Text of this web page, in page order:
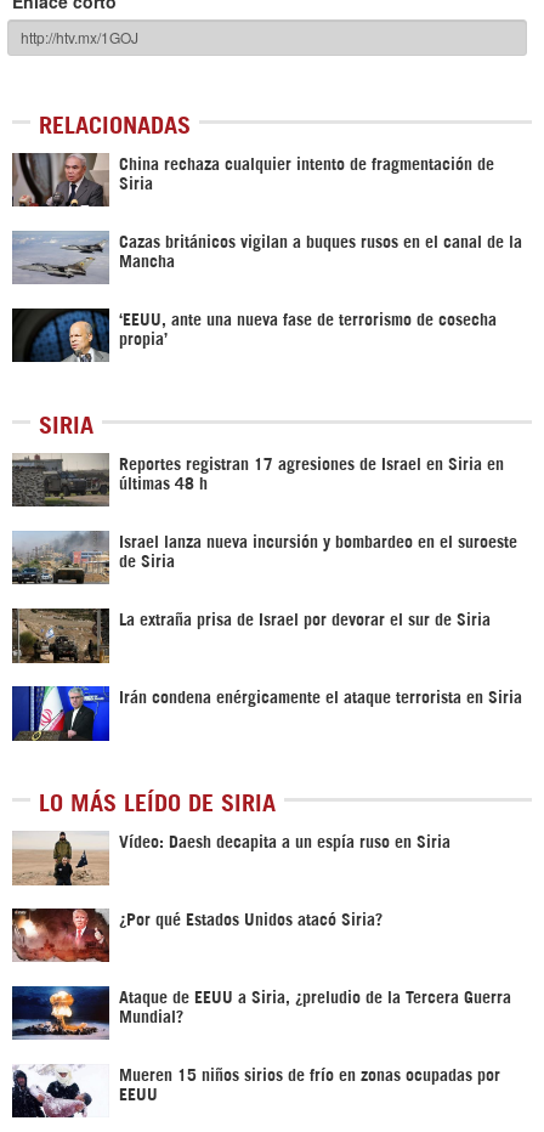
RELACIONADAS
China rechaza cualquier intento de fragmentación de
Siria
Cazas británicos vigilan a buques rusos en el canal de la
Mancha
‘EEUU, ante una nueva fase de terrorismo de cosecha
propia’
SIRIA
Reportes registran 17 agresiones de Israel en Siria en
últimas 48 h
Israel lanza nueva incursión y bombardeo en el suroeste
de Siria
La extraña prisa de Israel por devorar el sur de Siria
Irán condena enérgicamente el ataque terrorista en Siria
LO MÁS LEÍDO DE SIRIA
Vídeo: Daesh decapita a un espía ruso en Siria
¿Por qué Estados Unidos atacó Siria?
Ataque de EEUU a Siria, ¿preludio de la Tercera Guerra
Mundial?
Mueren 15 niños sirios de frío en zonas ocupadas por
EEUU